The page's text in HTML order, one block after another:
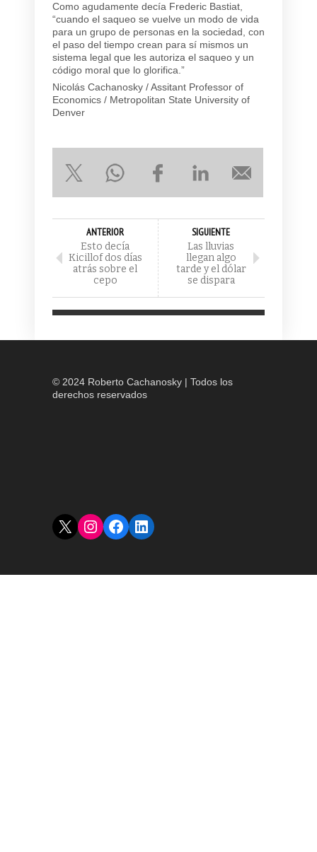
Como agudamente decía Frederic Bastiat,
“cuando el saqueo se vuelve un modo de vida
para un grupo de personas en la sociedad, con
el paso del tiempo crean para sí mismos un
sistema legal que les autoriza el saqueo y un
código moral que lo glorifica.”
Nicolás Cachanosky / Assitant Professor of
Economics / Metropolitan State University of
Denver
ANTERIOR
Esto decía
Kicillof dos días
atrás sobre el
cepo
SIGUIENTE
Las lluvias
llegan algo
tarde y el dólar
se dispara
© 2024 Roberto Cachanosky | Todos los
derechos reservados
X Instagram
Facebook
LinkedIn